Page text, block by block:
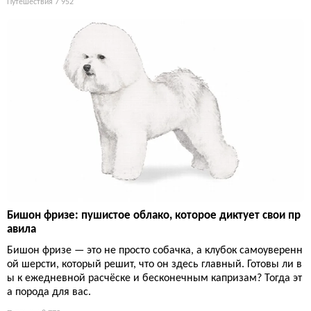
Путешествия 7 952
Бишон фризе: пушистое облако, которое диктует свои пр
авила
Бишон фризе — это не просто собачка, а клубок самоуверенн
ой шерсти, который решит, что он здесь главный. Готовы ли в
ы к ежедневной расчёске и бесконечным капризам? Тогда эт
а порода для вас.